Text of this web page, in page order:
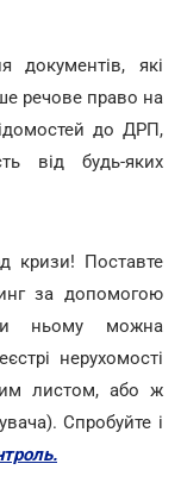
документів, які
речове право на
до ДРП,
від будь-яких
кризи! Поставте
за допомогою
ньому можна
нерухомості
листом, або ж
Спробуйте і